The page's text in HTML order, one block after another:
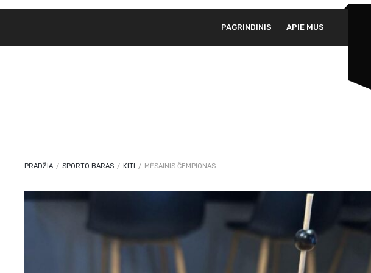
PAGRINDINIS APIE MUS
SLAPTAŽODIS*
PRADŽIA / SPORTO BARAS / KITI / MĖSAINIS ČEMPIONAS